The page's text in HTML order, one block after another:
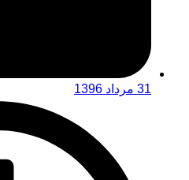
31 مرداد 1396